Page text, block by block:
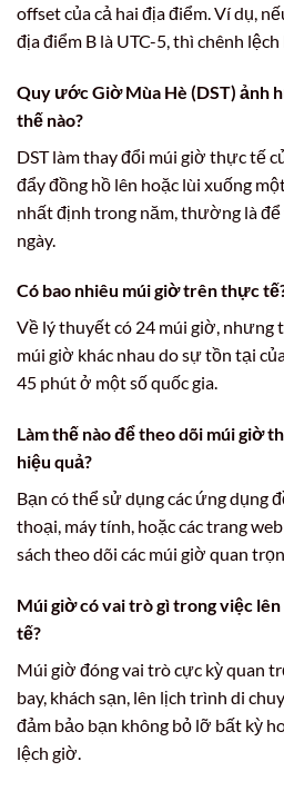
offset của cả hai địa điểm. Ví dụ,
địa điểm B là UTC-5, thì chênh lệch
Quy ước Giờ Mùa Hè (DST) ảnh
thế nào?
DST làm thay đổi múi giờ thực tế
đẩy đồng hồ lên hoặc lùi xuống
nhất định trong năm, thường là để
ngày.
Có bao nhiêu múi giờ trên thực
Về lý thuyết có 24 múi giờ, nhưng
múi giờ khác nhau do sự tồn tại
45 phút ở một số quốc gia.
Làm thế nào để theo dõi múi giờ
hiệu quả?
Bạn có thể sử dụng các ứng dụng
thoại, máy tính, hoặc các trang
sách theo dõi các múi giờ quan
Múi giờ có vai trò gì trong việc
tế?
Múi giờ đóng vai trò cực kỳ quan
bay, khách sạn, lên lịch trình di
đảm bảo bạn không bỏ lỡ bất kỳ
lệch giờ.